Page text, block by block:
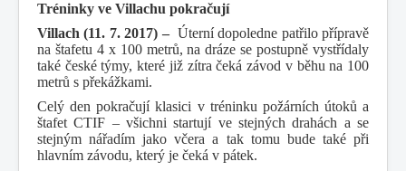
Tréninky ve Villachu pokračují
Villach (11. 7. 2017) – Úterní dopoledne patřilo přípravě
na štafetu 4 x 100 metrů, na dráze se postupně vystřídaly
také české týmy, které již zítra čeká závod v běhu na 100
metrů s překážkami.
Celý den pokračují klasici v tréninku požárních útoků a
štafet CTIF – všichni startují ve stejných drahách a se
stejným nářadím jako včera a tak tomu bude také při
hlavním závodu, který je čeká v pátek.